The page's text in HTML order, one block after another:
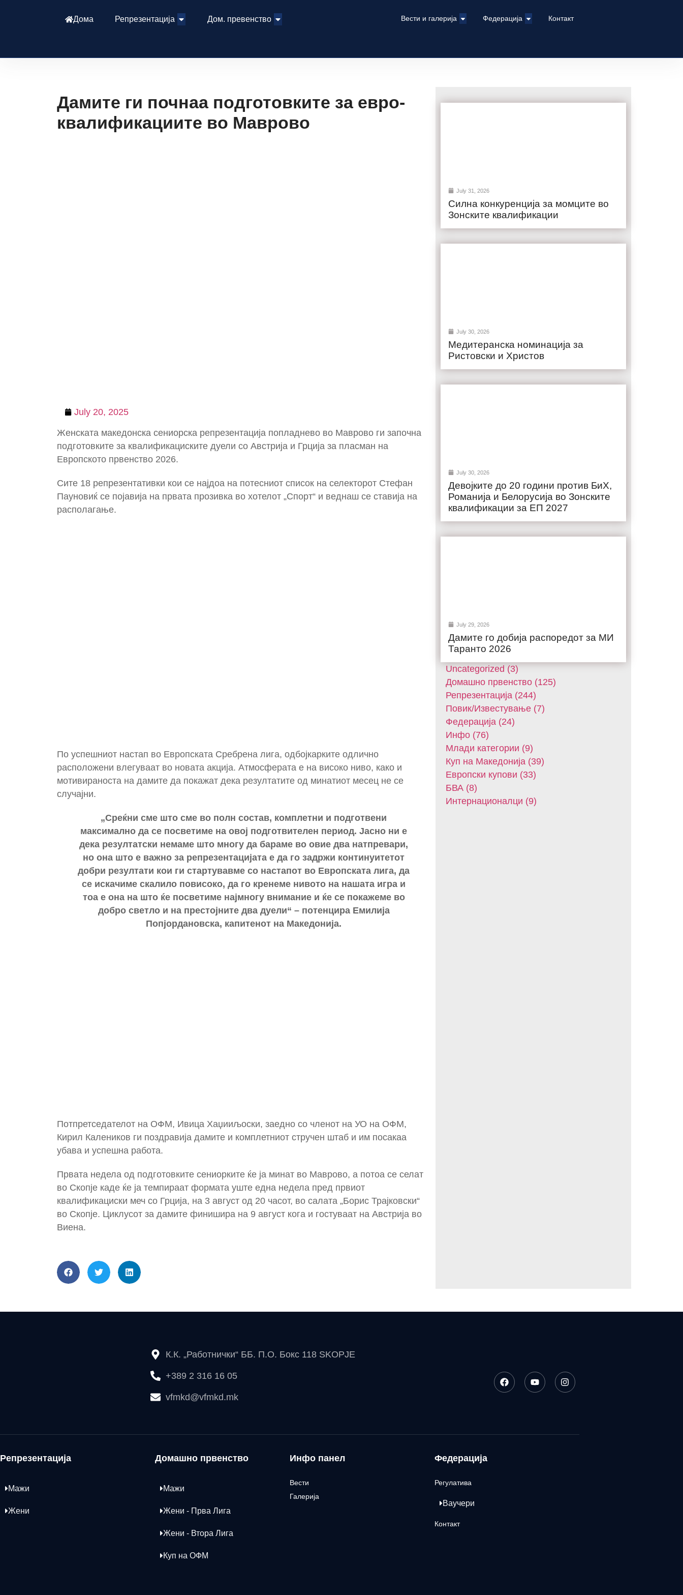
Дома Репрезентација Дом. превенство Вести и галерија Федерација Контакт
Дамите ги почнаа подготовките за евро-
квалификациите во Маврово
July 20, 2025
Женската македонска сениорска репрезентација попладнево во Маврово ги започна
подготовките за квалификациските дуели со Австрија и Грција за пласман на
Европското првенство 2026.
Сите 18 репрезентативки кои се најдоа на потесниот список на селекторот Стефан
Пауновиќ се појавија на првата прозивка во хотелот „Спорт“ и веднаш се ставија на
располагање.
По успешниот настап во Европската Сребрена лига, одбојкарките одлично
расположени влегуваат во новата акција. Атмосферата е на високо ниво, како и
мотивираноста на дамите да покажат дека резултатите од минатиот месец не се
случајни.
„Среќни сме што сме во полн состав, комплетни и подготвени
максимално да се посветиме на овој подготвителен период. Јасно ни е
дека резултатски немаме што многу да бараме во овие два натпревари,
но она што е важно за репрезентацијата е да го задржи континуитетот
добри резултати кои ги стартувавме со настапот во Европската лига, да
се искачиме скалило повисоко, да го кренеме нивото на нашата игра и
тоа е она на што ќе посветиме најмногу внимание и ќе се покажеме во
добро светло и на престојните два дуели“ – потенцира Емилија
Попјордановска, капитенот на Македонија.
Потпретседателот на ОФМ, Ивица Хаџииљоски, заедно со членот на УО на ОФМ,
Кирил Калеников ги поздравија дамите и комплетниот стручен штаб и им посакаа
убава и успешна работа.
Првата недела од подготовките сениорките ќе ја минат во Маврово, а потоа се селат
во Скопје каде ќе ја темпираат формата уште една недела пред првиот
квалификациски меч со Грција, на 3 август од 20 часот, во салата „Борис Трајковски“
во Скопје. Циклусот за дамите финишира на 9 август кога и гостуваат на Австрија во
Виена.
July 31, 2026
Силна конкуренција за момците во
Зонските квалификации
July 30, 2026
Медитеранска номинација за
Ристовски и Христов
July 30, 2026
Девојките до 20 години против БиХ,
Романија и Белорусија во Зонските
квалификации за ЕП 2027
July 29, 2026
Дамите го добија распоредот за МИ
Таранто 2026
Uncategorized (3)
Домашнo првенство (125)
Репрезентација (244)
Повик/Известување (7)
Федерација (24)
Инфо (76)
Млади категории (9)
Куп на Македонија (39)
Европски купови (33)
БВА (8)
Интернационалци (9)
К.К. „Работнички“ ББ. П.О. Бокс 118 SKOPJE
+389 2 316 16 05
vfmkd@vfmkd.mk
Репрезентација
Мажи
Жени
Домашно првенство
Мажи
Жени - Прва Лига
Жени - Втора Лига
Куп на ОФМ
Инфо панел
Вести
Галерија
Федерација
Регулатива
Ваучери
Контакт